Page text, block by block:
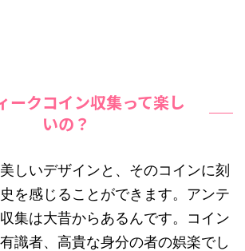
ークコイン収集って楽し
いの？
しいデザインと、そのコインに刻
を感じることができます。アンテ
集は大昔からあるんです。コイン
識者、高貴な身分の者の娯楽でし